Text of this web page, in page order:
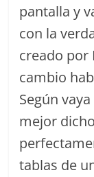
pantalla y
con la
creado por
cambio
Según
mejor
tablas de